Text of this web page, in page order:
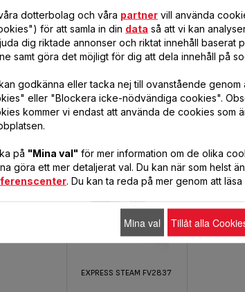
EXPRESS STEAM FV2837
dotterbolag och våra partner vill använda
för att samla in din data så att vi kan
dig riktade annonser och riktat innehåll baserat
samt göra det möjligt för dig att dela innehåll på
godkänna eller tacka nej till ovanstående genom
eller "Blockera icke-nödvändiga cookies".
kommer vi endast att använda de cookies som
på "Mina val" för mer information om de olika
göra ett mer detaljerat val. Du kan när som helst
. Du kan ta reda på mer genom att läsa
Mina val Tillåt alla